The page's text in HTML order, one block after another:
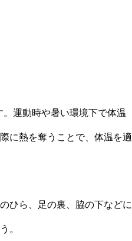
運動時や暑い環境下で体温
に熱を奪うことで、体温を適
ひら、足の裏、脇の下などに
。